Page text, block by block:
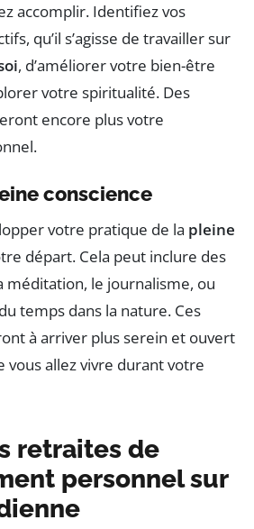
accomplir. Identifiez vos
qu’il s’agisse de travailler sur
, d’améliorer votre bien-être
votre spiritualité. Des
encore plus votre
conscience
votre pratique de la pleine
départ. Cela peut inclure des
méditation, le journalisme, ou
temps dans la nature. Ces
à arriver plus serein et ouvert
vous allez vivre durant votre
retraites de
personnel sur